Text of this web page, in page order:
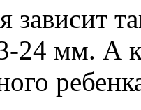
зависит
24 мм. А